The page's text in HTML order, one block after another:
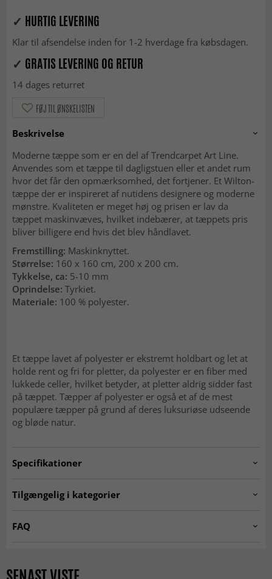
✓ HURTIG LEVERING
Klar til afsendelse inden for 1-2 hverdage fra købsdagen.
✓ GRATIS LEVERING OG RETUR
14 dages returret
FØJ TIL ØNSKELISTEN
Beskrivelse
Moderne tæppe som er en del af Trendcarpet Art Line.
Anvendes som et tæppe til dagligstuen eller et andet rum
hvor det får den opmærksomhed, det fortjener. Et Wilton-
tæppe der er inspireret af nutidens designere og moderne
mønstre. Kvaliteten er meget høj og prisen er lav da
tæppet maskinvæves, hvilket indebærer, at tæppets pris
bliver billigere end hvis det blev håndlavet.
Fremstilling: Maskinknyttet.
Størrelse: 160 x 160 cm, 200 x 200 cm.
Tykkelse, ca: 5-10 mm
Oprindelse: Tyrkiet.
Materiale: 100 % polyester.
Et tæppe lavet af polyester er ekstremt holdbart og let at
holde rent og fri for pletter, da polyester er en fiber med
lukkede celler, hvilket betyder, at pletter aldrig sidder fast
på tæppet. Tæpper af polyester er også et af de mest
populære tæpper på grund af deres luksuriøse udseende
og bløde natur.
Specifikationer
Tilgængelig i kategorier
Flerfarvede tæpper
FAQ
indbydende under fødderne.